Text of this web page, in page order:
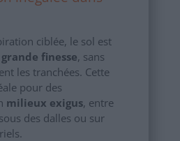
ciblée, le sol est
finesse, sans
les tranchées. Cette
pour des
milieux exigus, entre
des dalles ou sur